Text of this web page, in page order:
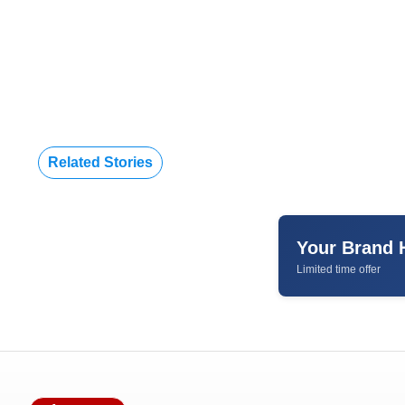
Related Stories
Your Brand
Limited time offer